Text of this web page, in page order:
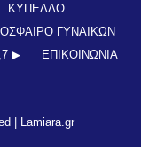
ΚΥΠΕΛΛΟ
ΓΥΝΑΙΚΩΝ
▶︎ ΕΠΙΚΟΙΝΩΝΊΑ
| Lamiara.gr